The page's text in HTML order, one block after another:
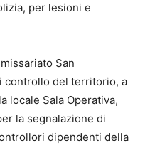
per lesioni e
San
controllo del territorio, a
locale Sala Operativa,
la segnalazione di
dipendenti della